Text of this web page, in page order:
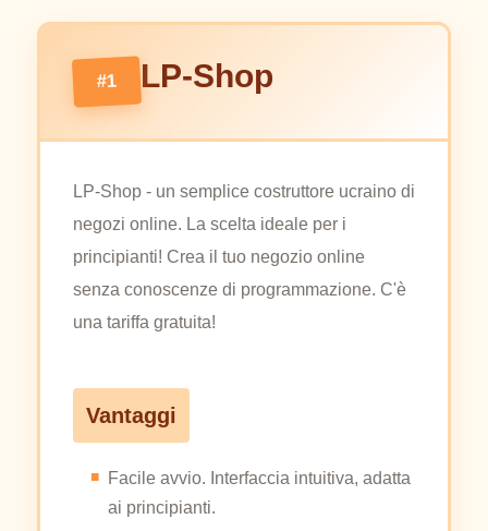
#1 LP-Shop
LP-Shop - un semplice costruttore ucraino di
negozi online. La scelta ideale per i
principianti! Crea il tuo negozio online
senza conoscenze di programmazione. C'è
una tariffa gratuita!
Vantaggi
Facile avvio. Interfaccia intuitiva, adatta
ai principianti.